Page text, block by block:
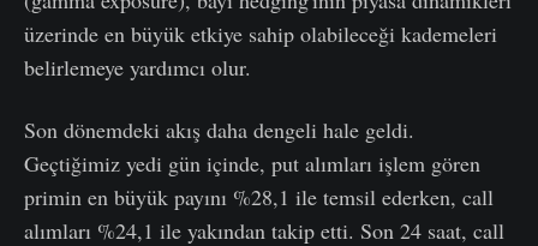
üzerinde en büyük etkiye sahip olabileceği kademeleri
belirlemeye yardımcı olur.
Son dönemdeki akış daha dengeli hale geldi.
Geçtiğimiz yedi gün içinde, put alımları işlem gören
primin en büyük payını %28,1 ile temsil ederken, call
alımları %24,1 ile yakından takip etti. Son 24 saat, call